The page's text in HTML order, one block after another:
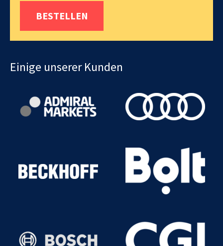
BESTELLEN
Einige unserer Kunden